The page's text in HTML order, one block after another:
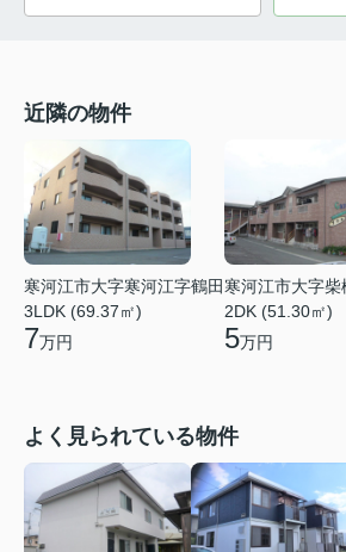
近隣の物件
寒河江市大字寒河江字鶴田
3LDK (69.37㎡)
7万円
寒河江市大字柴
2DK (51.30㎡)
5万円
よく見られている物件